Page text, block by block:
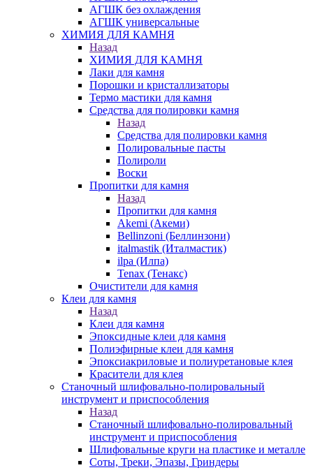
АГШК без охлаждения
АГШК универсальные
ХИМИЯ ДЛЯ КАМНЯ
Назад
ХИМИЯ ДЛЯ КАМНЯ
Лаки для камня
Порошки и кристаллизаторы
Термо мастики для камня
Средства для полировки камня
Назад
Средства для полировки камня
Полировальные пасты
Полироли
Воски
Пропитки для камня
Назад
Пропитки для камня
Akemi (Акеми)
Bellinzoni (Беллинзони)
italmastik (Италмастик)
ilpa (Илпа)
Tenax (Тенакс)
Очистители для камня
Клеи для камня
Назад
Клеи для камня
Эпоксидные клеи для камня
Полиэфирные клеи для камня
Эпоксиакриловые и полиуретановые клея
Красители для клея
Станочный шлифовально-полировальный
инструмент и приспособления
Назад
Станочный шлифовально-полировальный
инструмент и приспособления
Шлифовальные круги на пластике и металле
Соты, Треки, Эпазы, Гриндеры